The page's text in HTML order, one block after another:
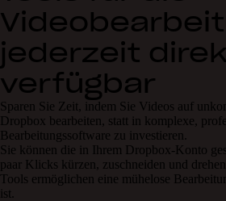
jederzeit
verfügbar
Sparen Sie Zeit, indem Sie Videos auf
Dropbox bearbeiten, statt in komplexe,
Bearbeitungssoftware zu investieren.
Sie können die in Ihrem Dropbox-Konto
paar Klicks kürzen, zuschneiden und
Tools ermöglichen eine mühelose
ist.